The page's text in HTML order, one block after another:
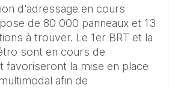
d'adressage en cours
de 80 000 panneaux et 13
à trouver. Le 1er BRT et la
sont en cours de
favoriseront la mise en place
afin de